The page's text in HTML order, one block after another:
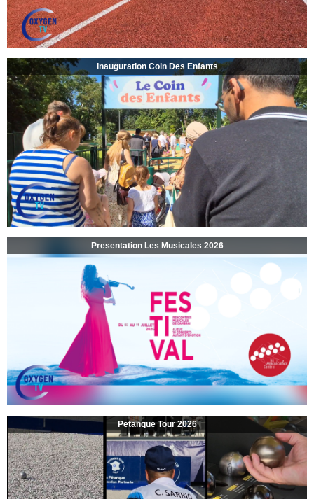
Inauguration Coin Des Enfants
Presentation Les Musicales 2026
Petanque Tour 2026